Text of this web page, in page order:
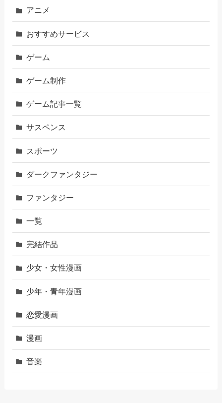
アニメ
おすすめサービス
ゲーム
ゲーム制作
ゲーム記事一覧
サスペンス
スポーツ
ダークファンタジー
ファンタジー
一覧
完結作品
少女・女性漫画
少年・青年漫画
恋愛漫画
漫画
音楽